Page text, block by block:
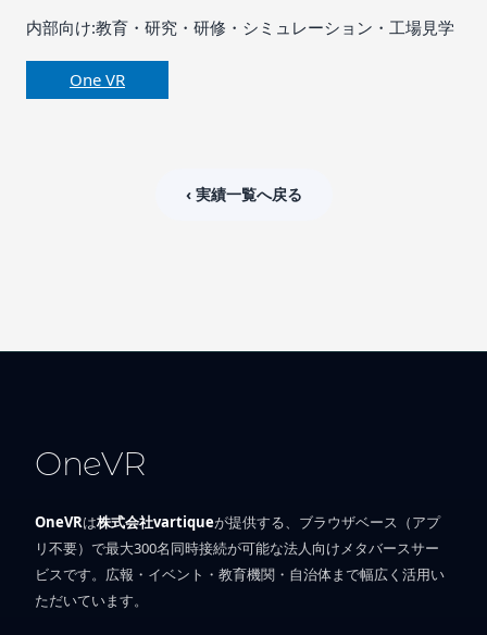
内部向け:教育・研究・研修・シミュレーション・工場見学
One VR
‹ 実績一覧へ戻る
OneVR
OneVRは株式会社vartiqueが提供する、ブラウザベース（アプ
リ不要）で最大300名同時接続が可能な法人向けメタバースサー
ビスです。広報・イベント・教育機関・自治体まで幅広く活用い
ただいています。